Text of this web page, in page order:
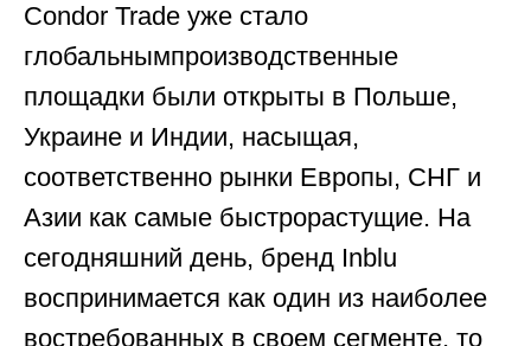
Condor Trade уже стало
глобальнымпроизводственные
площадки были открыты в Польше,
Украине и Индии, насыщая,
соответственно рынки Европы, СНГ и
Азии как самые быстрорастущие. На
сегодняшний день, бренд Inblu
воспринимается как один из наиболее
востребованных в своем сегменте, то